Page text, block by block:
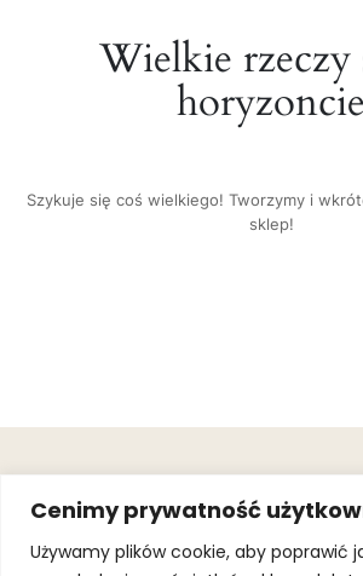
Cenimy prywatność
Używamy plików cookie, aby poprawić
Wielkie rzeczy
horyzoncie
Szykuje się coś wielkiego! Tworzymy i
sklep!
+48 510 070
OBSŁUGA
KLIENTA
Gwarancja
.
.